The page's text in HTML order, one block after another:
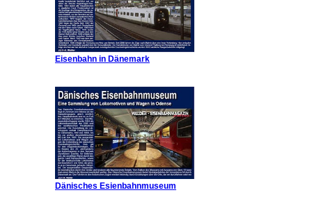
Eisenbahn in Dänemark
Dänisches Esienbahnmuseum